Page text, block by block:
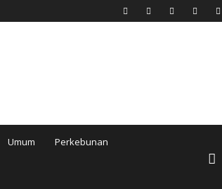
Umum Perkebunan